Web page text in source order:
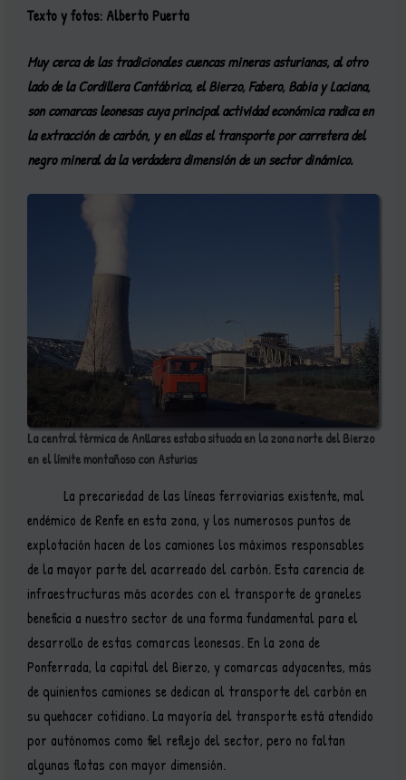
Texto y fotos: Alberto Puerta
Muy cerca de las tradicionales cuencas mineras asturianas, al otro
lado de la Cordillera Cantábrica, el Bierzo, Fabero, Babia y Laciana,
son comarcas leonesas cuya principal actividad económica radica en
la extracción de carbón, y en ellas el transporte por carretera del
negro mineral da la verdadera dimensión de un sector dinámico.
La central térmica de Anllares estaba situada en la zona norte del Bierzo
en el límite montañoso con Asturias
La precariedad de las líneas ferroviarias existente, mal
endémico de Renfe en esta zona, y los numerosos puntos de
explotación hacen de los camiones los máximos responsables
de la mayor parte del acarreado del carbón. Esta carencia de
infraestructuras más acordes con el transporte de graneles
beneficia a nuestro sector de una forma fundamental para el
desarrollo de estas comarcas leonesas. En la zona de
Ponferrada, la capital del Bierzo, y comarcas adyacentes, más
de quinientos camiones se dedican al transporte del carbón en
su quehacer cotidiano. La mayoría del transporte está atendido
por autónomos como fiel reflejo del sector, pero no faltan
algunas flotas con mayor dimensión.